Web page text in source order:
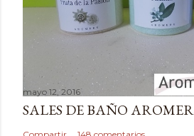
o
mayo 12, 2016
SALES DE BAÑO